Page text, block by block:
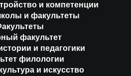
и компетенции
и факультеты
факультет
и педагогики
филологии
и искусство